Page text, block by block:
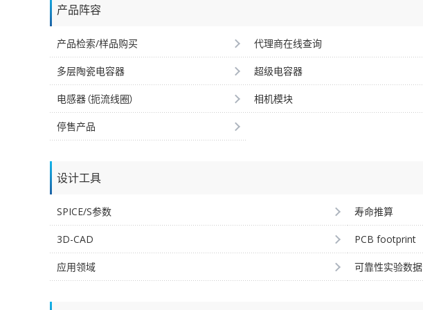
产品阵容
产品检索/样品购买 代理商在线查询
多层陶瓷电容器 超级电容器
电感器（扼流线圈） 相机模块
停售产品
设计工具
SPICE/S参数 寿命推算
3D-CAD PCB footprint
应用领域 可靠性实验数据